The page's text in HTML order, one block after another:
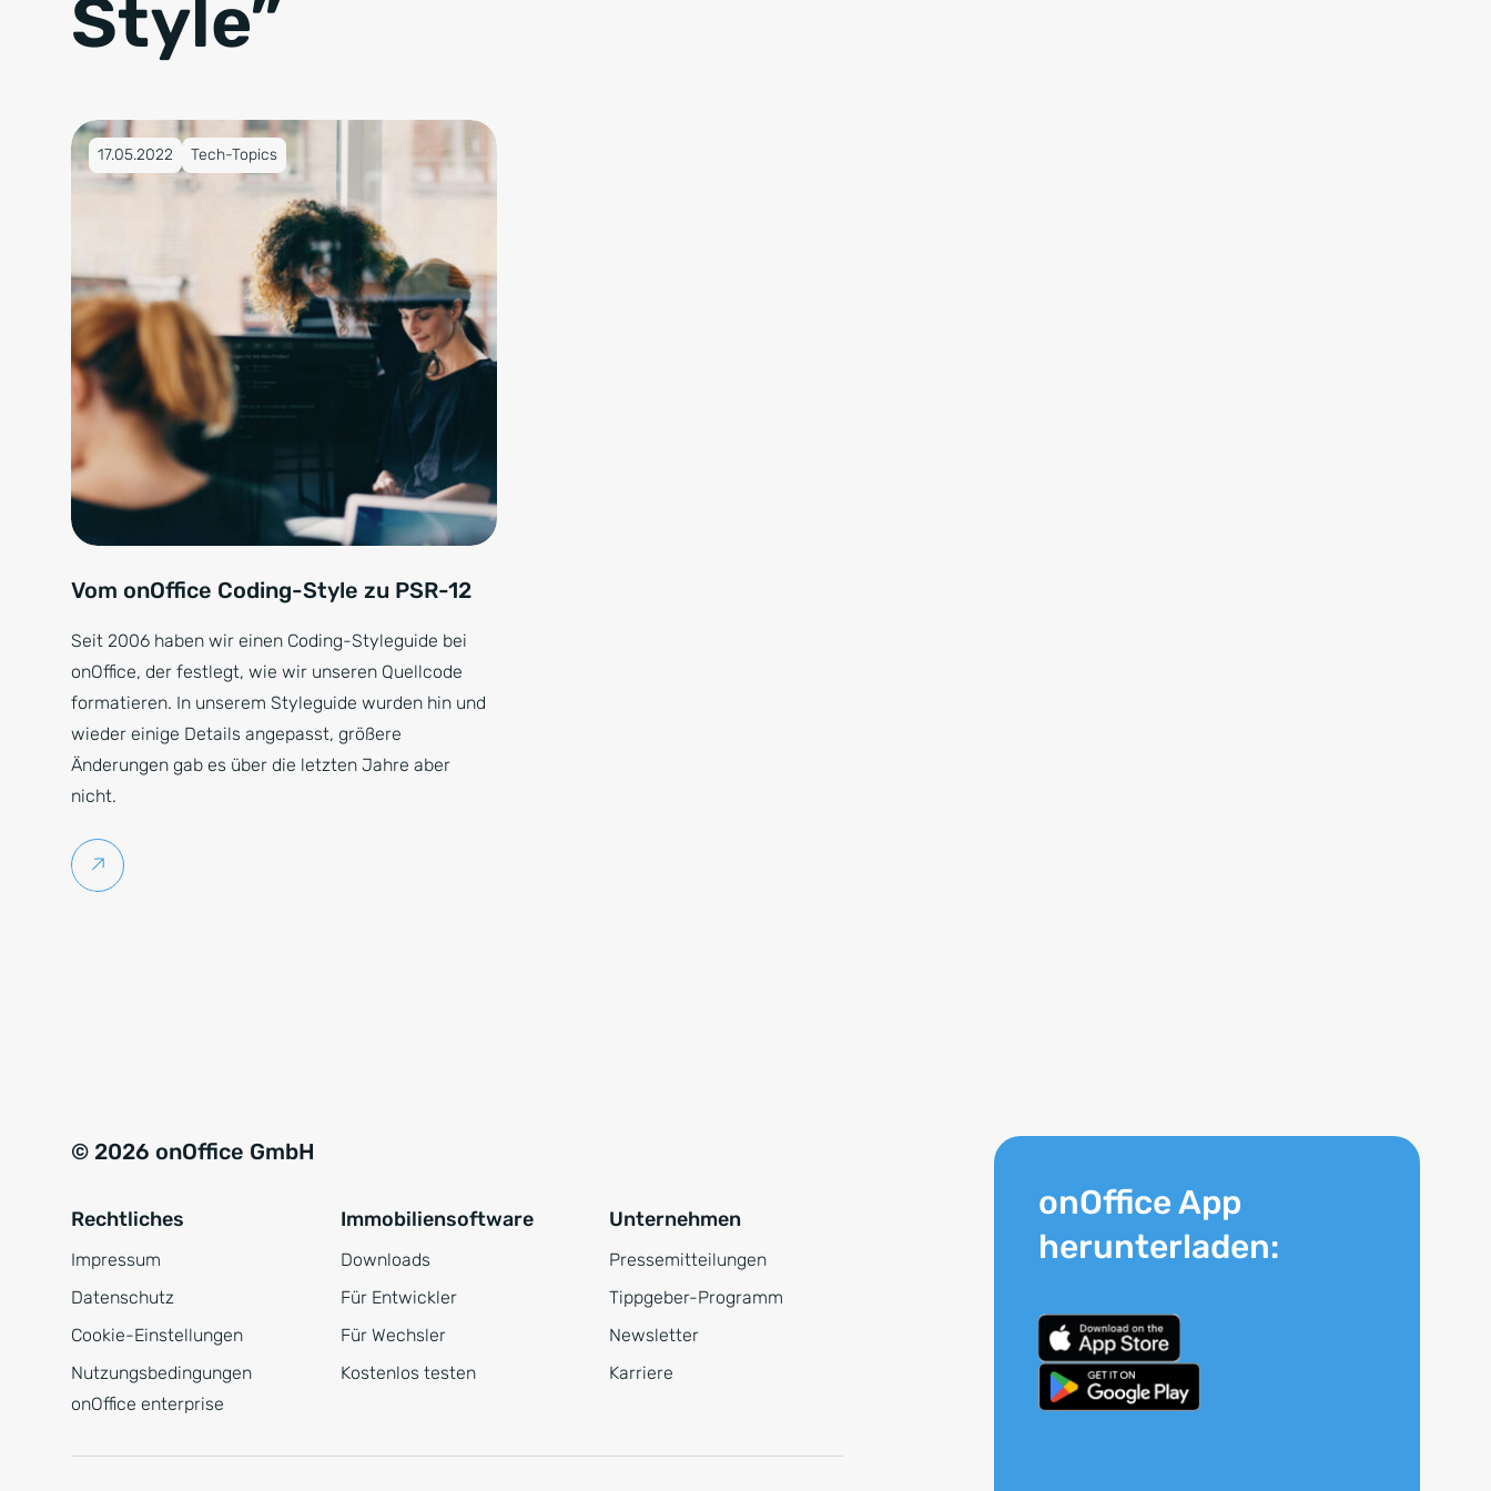
Style”
Veröffentlicht am 17.05.2022
17.05.2022 Tech-Topics
Vom onOffice Coding-Style zu PSR-12
Seit 2006 haben wir einen Coding-Styleguide bei
onOffice, der festlegt, wie wir unseren Quellcode
formatieren. In unserem Styleguide wurden hin und
wieder einige Details angepasst, größere
Änderungen gab es über die letzten Jahre aber
nicht.
Weiterlesen
© 2026 onOffice GmbH
Rechtliches
Impressum
Datenschutz
Cookie-Einstellungen
Nutzungsbedingungen
onOffice enterprise
Immobiliensoftware
Downloads
Für Entwickler
Für Wechsler
Kostenlos testen
Unternehmen
Pressemitteilungen
Tippgeber-Programm
Newsletter
Karriere
onOffice App
herunterladen: